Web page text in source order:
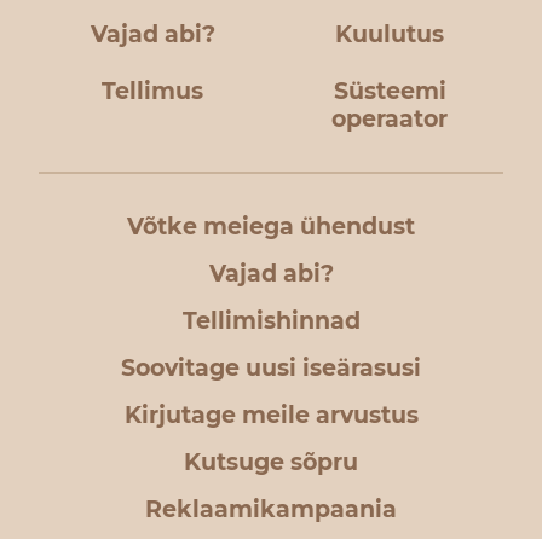
Vajad abi? Kuulutus
Tellimus
Süsteemi
operaator
Võtke meiega ühendust
Vajad abi?
Tellimishinnad
Soovitage uusi iseärasusi
Kirjutage meile arvustus
Kutsuge sõpru
Reklaamikampaania